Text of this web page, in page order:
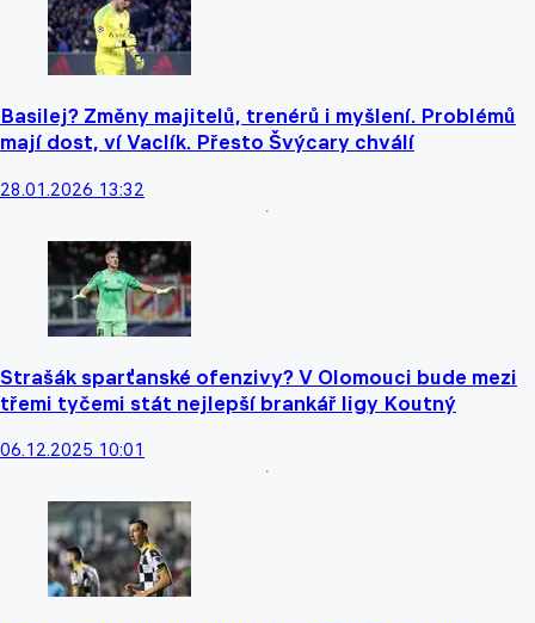
Basilej? Změny majitelů, trenérů i myšlení. Problémů
mají dost, ví Vaclík. Přesto Švýcary chválí
28.01.2026 13:32
Strašák sparťanské ofenzivy? V Olomouci bude mezi
třemi tyčemi stát nejlepší brankář ligy Koutný
06.12.2025 10:01